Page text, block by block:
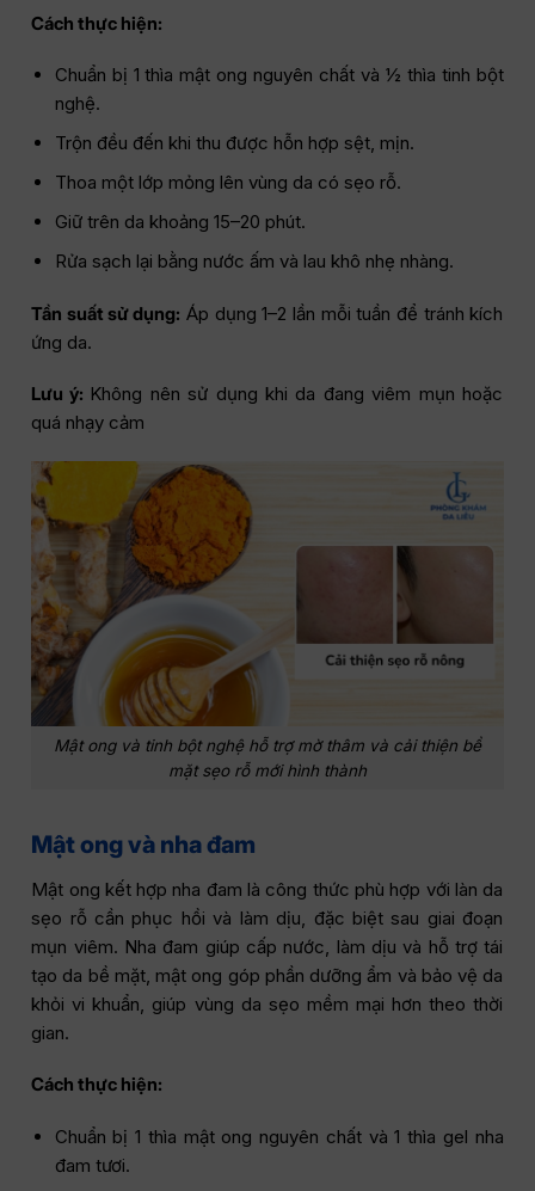
Cách thực hiện:
Chuẩn bị 1 thìa mật ong nguyên chất và ½ thìa tinh bột
nghệ.
Trộn đều đến khi thu được hỗn hợp sệt, mịn.
Thoa một lớp mỏng lên vùng da có sẹo rỗ.
Giữ trên da khoảng 15–20 phút.
Rửa sạch lại bằng nước ấm và lau khô nhẹ nhàng.
Tần suất sử dụng: Áp dụng 1–2 lần mỗi tuần để tránh kích
ứng da.
Lưu ý: Không nên sử dụng khi da đang viêm mụn hoặc
quá nhạy cảm
Mật ong và tinh bột nghệ hỗ trợ mờ thâm và cải thiện bề
mặt sẹo rỗ mới hình thành
Mật ong và nha đam
Mật ong kết hợp nha đam là công thức phù hợp với làn da
sẹo rỗ cần phục hồi và làm dịu, đặc biệt sau giai đoạn
mụn viêm. Nha đam giúp cấp nước, làm dịu và hỗ trợ tái
tạo da bề mặt, mật ong góp phần dưỡng ẩm và bảo vệ da
khỏi vi khuẩn, giúp vùng da sẹo mềm mại hơn theo thời
gian.
Cách thực hiện:
Chuẩn bị 1 thìa mật ong nguyên chất và 1 thìa gel nha
đam tươi.